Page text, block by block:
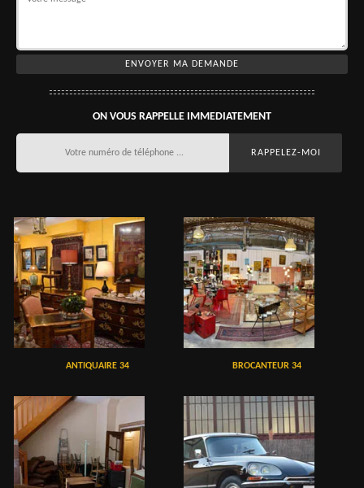
ON VOUS RAPPELLE IMMEDIATEMENT
ANTIQUAIRE 34 BROCANTEUR 34